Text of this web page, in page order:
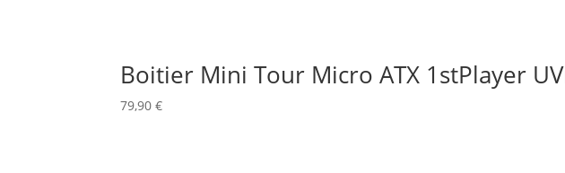
Boitier Mini Tour Micro ATX 1stPlayer
79,90€